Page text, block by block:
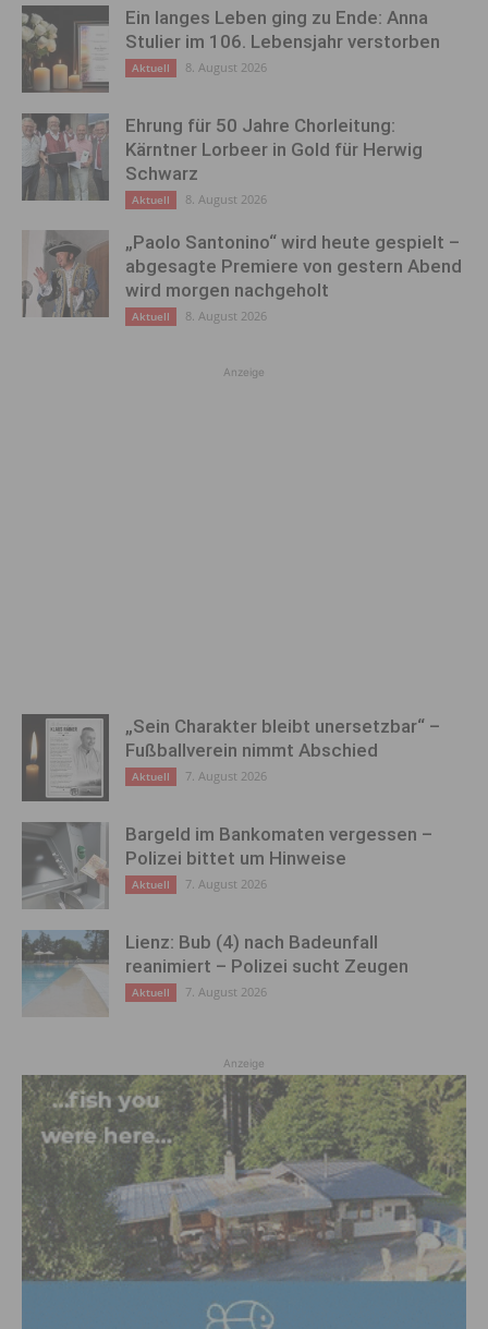
Ein langes Leben ging zu Ende: Anna
Stulier im 106. Lebensjahr verstorben
Aktuell 8. August 2026
Ehrung für 50 Jahre Chorleitung:
Kärntner Lorbeer in Gold für Herwig
Schwarz
Aktuell 8. August 2026
„Paolo Santonino“ wird heute gespielt –
abgesagte Premiere von gestern Abend
wird morgen nachgeholt
Aktuell 8. August 2026
Anzeige
„Sein Charakter bleibt unersetzbar“ –
Fußballverein nimmt Abschied
Aktuell 7. August 2026
Bargeld im Bankomaten vergessen –
Polizei bittet um Hinweise
Aktuell 7. August 2026
Lienz: Bub (4) nach Badeunfall
reanimiert – Polizei sucht Zeugen
Aktuell 7. August 2026
Anzeige